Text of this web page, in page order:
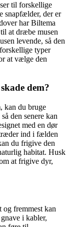
til forskellige
snapfælder, der er
har Biltema
at dræbe musen
levende, så den
typer
at vælge den
dem?
kan du bruge
den senere kan
med en dør
ind i fælden
du frigive den
habitat. Husk
at frigive dyr,
og fremmest kan
i kabler,